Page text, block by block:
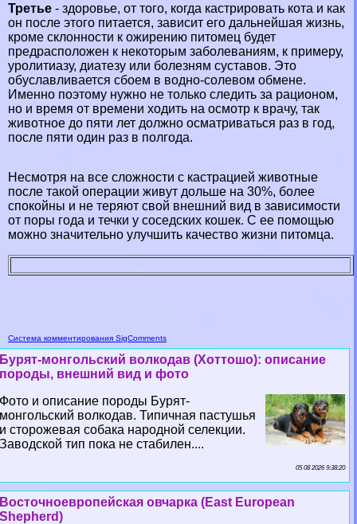
Третье - здоровье, от того, когда кастрировать кота и как
он после этого питается, зависит его дальнейшая жизнь,
кроме склонности к ожирению питомец будет
предрасположен к некоторым заболеваниям, к примеру,
уролитиазу, диатезу или болезням суставов. Это
обуславливается сбоем в водно-солевом обмене.
Именно поэтому нужно не только следить за рационом,
но и время от времени ходить на осмотр к врачу, так
животное до пяти лет должно осматриваться раз в год,
после пяти один раз в полгода.
Несмотря на все сложности с кастрацией животные
после такой операции живут дольше на 30%, более
спокойны и не теряют свой внешний вид в зависимости
от поры года и течки у соседских кошек. С ее помощью
можно значительно улучшить качество жизни питомца.
Система комментирования SigComments
Бурят-монгольский волкодав (Хоттошо): описание
породы, внешний вид и фото
Фото и описание породы Бурят-
монгольский волкодав. Типичная пастушья
и сторожевая собака народной селекции.
Заводской тип пока не стабилен....
05 08 2026 9:38:20
Восточноевропейская овчарка (East European
Shepherd)